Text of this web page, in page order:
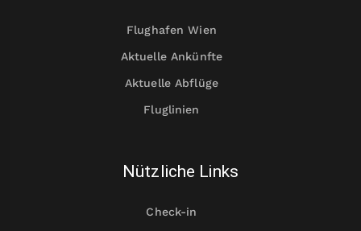
Flughafen Wien
Aktuelle Ankünfte
Aktuelle Abflüge
Fluglinien
Nützliche Links
Check-in